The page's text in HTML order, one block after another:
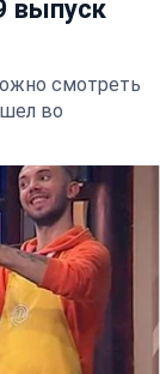
выпуск
смотреть
во